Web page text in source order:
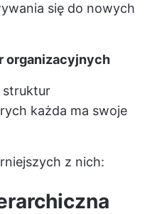
się do nowych
organizacyjnych
struktur
każda ma swoje
z nich: